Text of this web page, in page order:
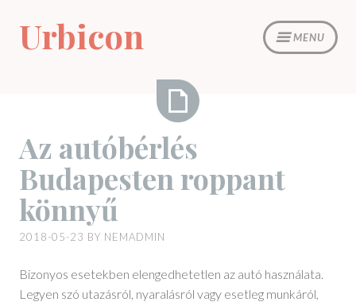
content
MENU
Urbicon
autóbérlés
roppant
Az autóbérlés
Budapesten roppant
könnyű
2018-05-23 BY NEMADMIN
Bizonyos esetekben elengedhetetlen az autó használata.
Legyen szó utazásról, nyaralásról vagy esetleg munkáról,